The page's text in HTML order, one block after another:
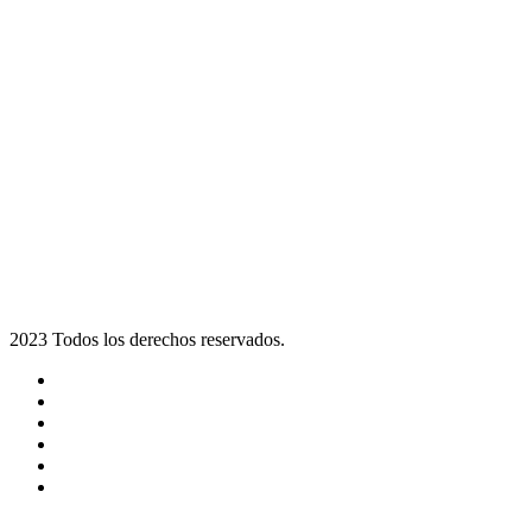
2023 Todos los derechos reservados.